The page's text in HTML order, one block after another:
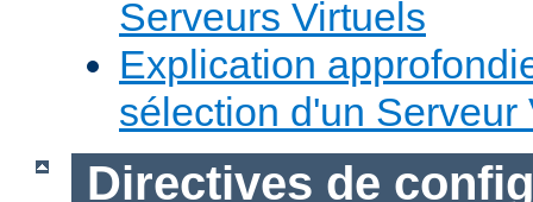
Serveurs Virtuels
Explication
sélection d'un Serveur
Directives de